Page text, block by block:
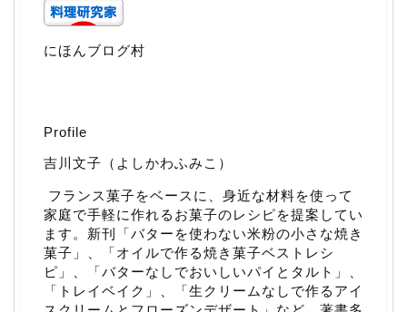
にほんブログ村
Profile
吉川文子（よしかわふみこ）
フランス菓子をベースに、身近な材料を使って
家庭で手軽に作れるお菓子のレシピを提案してい
ます。新刊「バターを使わない米粉の小さな焼き
菓子 」、「オイルで作る焼き菓子ベストレシ
ピ 」、「バターなしでおいしいパイとタルト 」、
「 トレイベイク 」、「生クリームなしで作るアイ